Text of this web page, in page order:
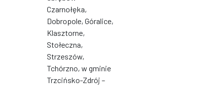
Czarnołęka,
Dobropole, Góralice,
Klasztorne,
Stołeczna,
Strzeszów,
Tchórzno, w gminie
Trzcińsko-Zdrój –